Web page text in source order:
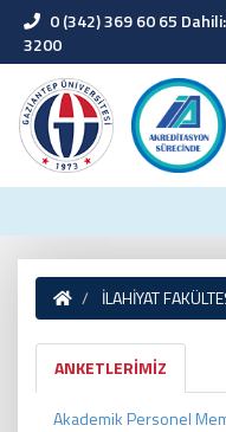
0 (342) 369 60 65 Dahili:
3200
İLAHİYAT
ANKETLERİMİZ
Akademik Personel